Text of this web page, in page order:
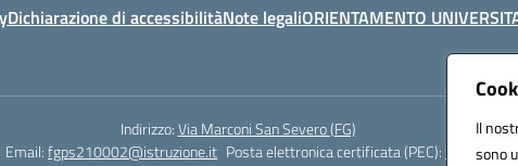
Il
sono
Dichiarazione di accessibilitàNote legaliORIENTAMENTO
Indirizzo:Via Marconi San Severo (FG)
Email:fgps210002@istruzione.it Posta elettronica certificata (PEC):